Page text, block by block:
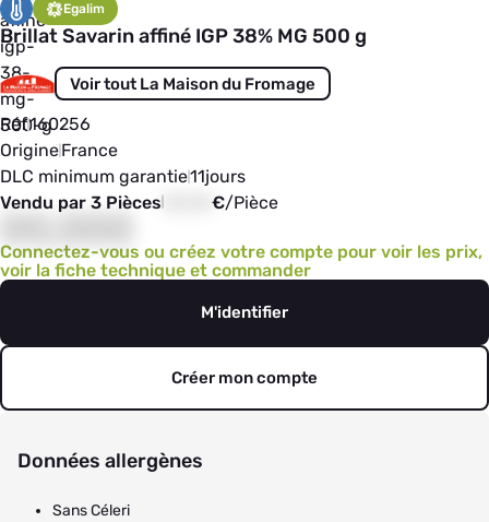
Egalim
Brillat Savarin affiné IGP 38% MG 500 g
Voir tout La Maison du Fromage
Réf160256
OrigineFrance
DLC minimum garantie11jours
Vendu par 3 Pièces
€/Pièce
Connectez-vous ou créez votre compte pour voir les prix,
voir la fiche technique et commander
M'identifier
Créer mon compte
Données allergènes
Sans Céleri